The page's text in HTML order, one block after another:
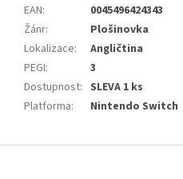
EAN:
0045496424343
Žánr:
Plošinovka
Lokalizace:
Angličtina
PEGI:
3
Dostupnost: SLEVA 1 ks
Platforma: Nintendo Switch